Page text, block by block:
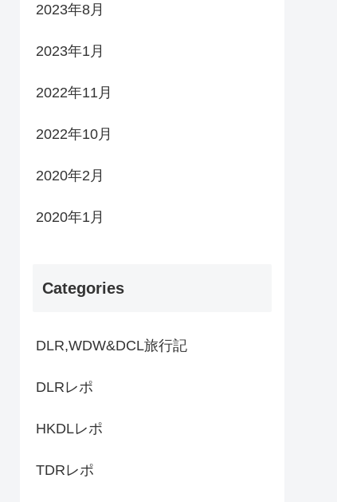
2023年8月
2023年1月
2022年11月
2022年10月
2020年2月
2020年1月
Categories
DLR,WDW&DCL旅行記
DLRレポ
HKDLレポ
TDRレポ